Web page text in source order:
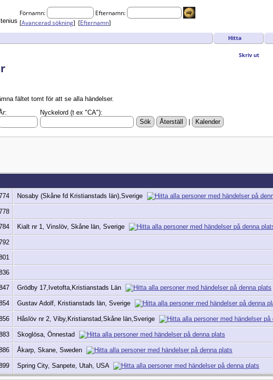
Förnamn:
Efternamn:
[Avancerad sökning] [Efternamn]
Hitta
Skriv ut
fältet tomt för att se alla händelser.
Nyckelord (t ex "CA"):
Nosaby (Skåne fd Kristianstads län),Sverige
Kialt nr 1, Vinslöv, Skåne län, Sverige
Grödby 17,Ivetofta,Kristianstads Län
Gustav Adolf, Kristianstads län, Sverige
Håslöv nr 2, Viby,Kristianstad,Skåne län,Sverige
Skoglösa, Önnestad
Åkarp, Skane, Sweden
Spring City, Sanpete, Utah, USA